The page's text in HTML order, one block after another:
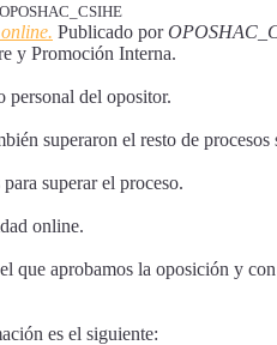
OPOSHAC_CSIHE
Publicado por
y Promoción Interna.
personal del opositor.
superaron el resto de
superar el proceso.
online.
que aprobamos la oposición y
es el siguiente: